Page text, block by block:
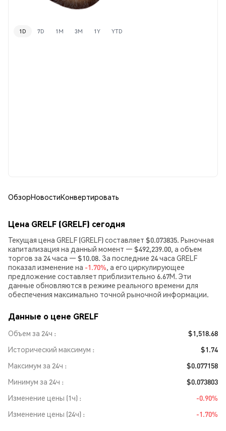
1D 7D 1M 3M 1Y YTD
ОбзорНовостиКонвертировать
Цена GRELF (GRELF) сегодня
Текущая цена GRELF (GRELF) составляет $0.073835. Рыночная
капитализация на данный момент — $492,239.00, а объем
торгов за 24 часа — $10.08. За последние 24 часа GRELF
показал изменение на -1.70%, а его циркулирующее
предложение составляет приблизительно 6.67M. Эти
данные обновляются в режиме реального времени для
обеспечения максимально точной рыночной информации.
Данные о цене GRELF
Объем за 24ч
$1,518.68
Исторический максимум
$1.74
Максимум за 24ч
$0.077158
Минимум за 24ч
$0.073803
Изменение цены (1ч)
-0.90%
Изменение цены (24ч)
-1.70%